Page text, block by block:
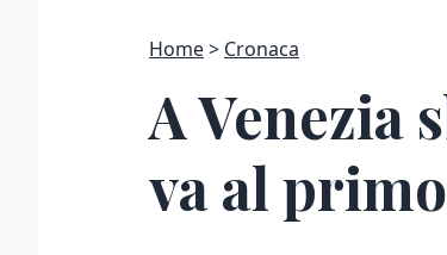
Home Cronaca
A Venezia
va al